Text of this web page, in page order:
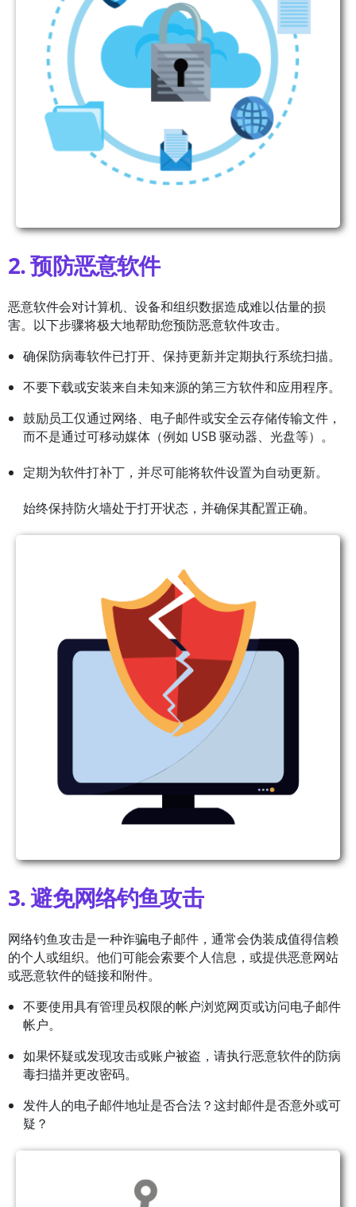
2. 预防恶意软件
恶意软件会对计算机、设备和组织数据造成难以估量的损
害。以下步骤将极大地帮助您预防恶意软件攻击。
确保防病毒软件已打开、保持更新并定期执行系统扫描。
不要下载或安装来自未知来源的第三方软件和应用程序。
鼓励员工仅通过网络、电子邮件或安全云存储传输文件，
而不是通过可移动媒体（例如 USB 驱动器、光盘等）。
定期为软件打补丁，并尽可能将软件设置为自动更新。
始终保持防火墙处于打开状态，并确保其配置正确。
3. 避免网络钓鱼攻击
网络钓鱼攻击是一种诈骗电子邮件，通常会伪装成值得信赖
的个人或组织。他们可能会索要个人信息，或提供恶意网站
或恶意软件的链接和附件。
不要使用具有管理员权限的帐户浏览网页或访问电子邮件
帐户。
如果怀疑或发现攻击或账户被盗，请执行恶意软件的防病
毒扫描并更改密码。
发件人的电子邮件地址是否合法？这封邮件是否意外或可
疑？